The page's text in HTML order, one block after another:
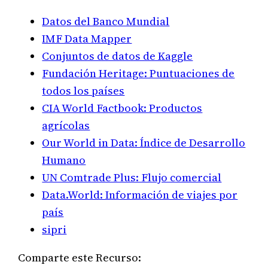
Datos del Banco Mundial
IMF Data Mapper
Conjuntos de datos de Kaggle
Fundación Heritage: Puntuaciones de
todos los países
CIA World Factbook: Productos
agrícolas
Our World in Data: Índice de Desarrollo
Humano
UN Comtrade Plus: Flujo comercial
Data.World: Información de viajes por
país
sipri
Comparte este Recurso: